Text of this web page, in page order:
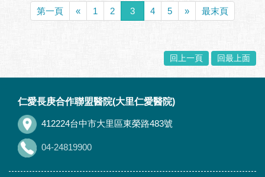
第一頁 « 1 2 3 4 5 » 最末頁
回上一頁 回最上面
仁愛長庚合作聯盟醫院(大里仁愛醫院)
412224台中市大里區東榮路483號
04-24819900